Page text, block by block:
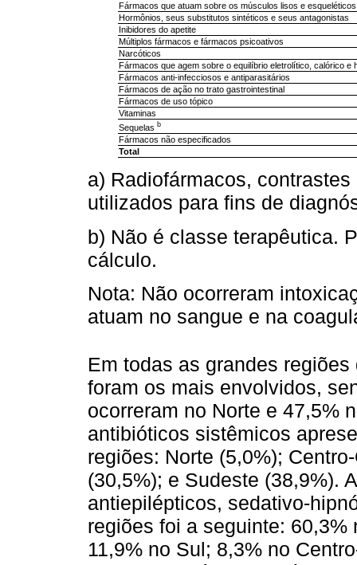
Fármacos que atuam sobre os músculos lisos e
Hormônios, seus substitutos sintéticos e seus antagonistas
Inibidores do apetite
Múltiplos fármacos e fármacos psicoativos
Narcóticos
Fármacos que agem sobre o equilíbrio eletrolítico, calórico e
Fármacos anti-infecciosos e antiparasitários
Fármacos de ação no trato gastrointestinal
Fármacos de uso tópico
Vitaminas
Sequelas b
Fármacos não especificados
Total
a) Radiofármacos,
utilizados para fins de
b) Não é classe terapêutica.
cálculo.
Nota: Não ocorreram
atuam no sangue e na
Em todas as grandes
foram os mais envolvidos,
ocorreram no Norte e 47,5%
antibióticos sistêmicos
regiões: Norte (5,0%);
(30,5%); e Sudeste (38,9%).
antiepilépticos, sedativo-
regiões foi a seguinte:
11,9% no Sul; 8,3% no